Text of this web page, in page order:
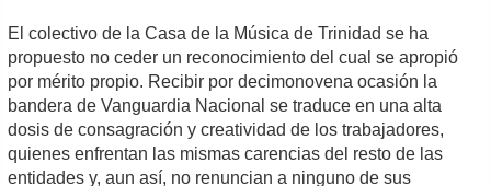
El colectivo de la Casa de la Música de Trinidad se ha
propuesto no ceder un reconocimiento del cual se apropió
por mérito propio. Recibir por decimonovena ocasión la
bandera de Vanguardia Nacional se traduce en una alta
dosis de consagración y creatividad de los trabajadores,
quienes enfrentan las mismas carencias del resto de las
entidades y, aun así, no renuncian a ninguno de sus